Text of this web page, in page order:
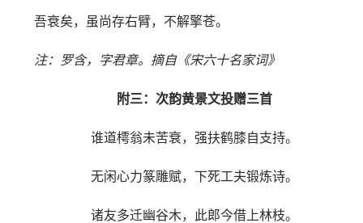
吾衰矣，虽尚存右臂，不解擎苍。
注：罗含，字君章。摘自《宋六十名家词》
附三：次韵黄景文投赠三首
谁道樗翁未苦衰，强扶鹤膝自支持。
无闲心力篆雕赋，下死工夫锻炼诗。
诸友多迁幽谷木，此郎今借上林枝。